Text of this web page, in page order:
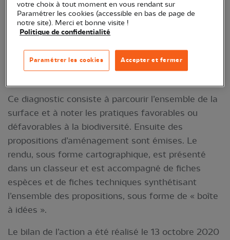
Parcelle de vignes entourée de haies © LPO
Ce diagnostic consiste à parcourir l’ensemble de la
surface et à noter les pratiques favorables ou
défavorables à la biodiversité. Ensuite des
propositions d’aménagement sont émises. Le
rendu, sous forme cartographique, est présenté
dans un classeur et est accompagné de fiches
espèces et de fiches techniques synthétisant
l’ensemble des propositions, sous forme de « boîte
à idées ».
Le bilan de l’action a été réalisé le 13 octobre 2020
votre choix à tout moment en vous rendant sur
Paramétrer les cookies (accessible en bas de page de
notre site). Merci et bonne visite !
Politique de confidentialité
Accepter et fermer
Paramétrer les cookies